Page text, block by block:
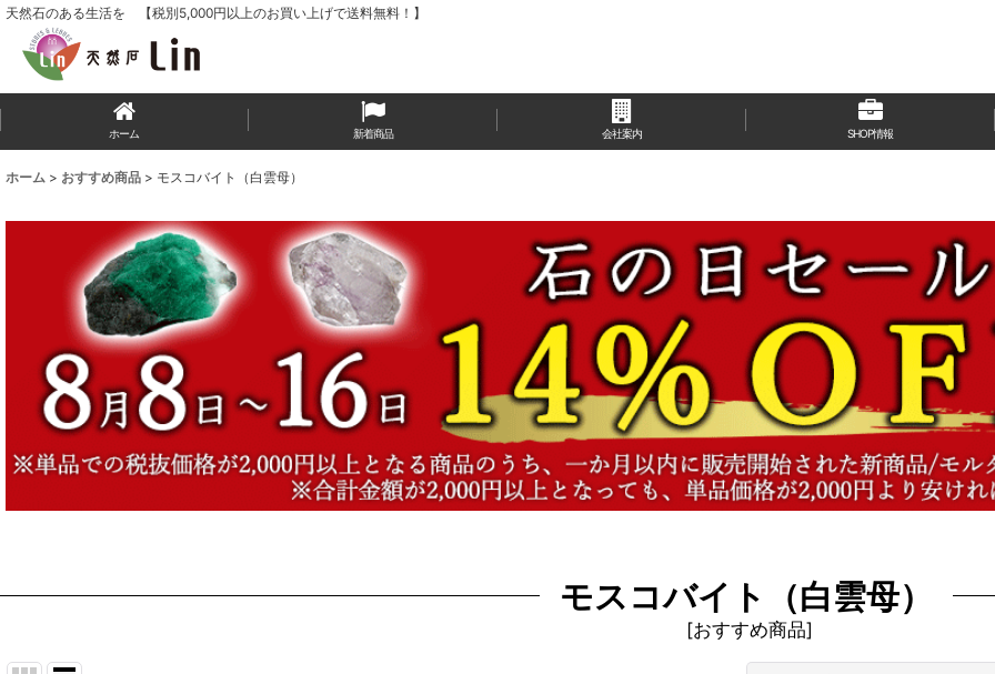
天然石のある生活を 【税別5,000円以上のお買い上げで送料無料！】
ホーム 新着商品 会社案内 SHOP情報
ホーム > おすすめ商品 > モスコバイト（白雲母）
モスコバイト（白雲母）
[おすすめ商品]